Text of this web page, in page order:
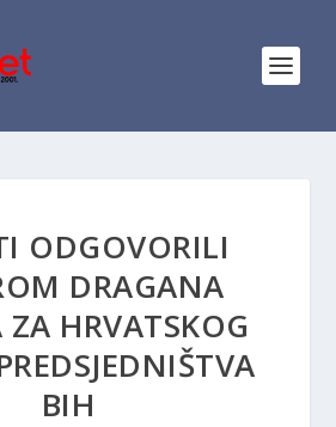
ODGOVORILI
DRAGANA
ZA HRVATSKOG
BIH